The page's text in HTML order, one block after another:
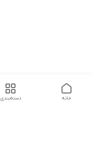
دسته‌بندی خانه